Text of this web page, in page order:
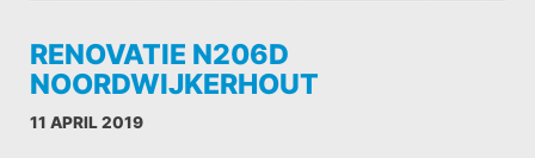
RENOVATIE N206D
NOORDWIJKERHOUT
11 APRIL 2019